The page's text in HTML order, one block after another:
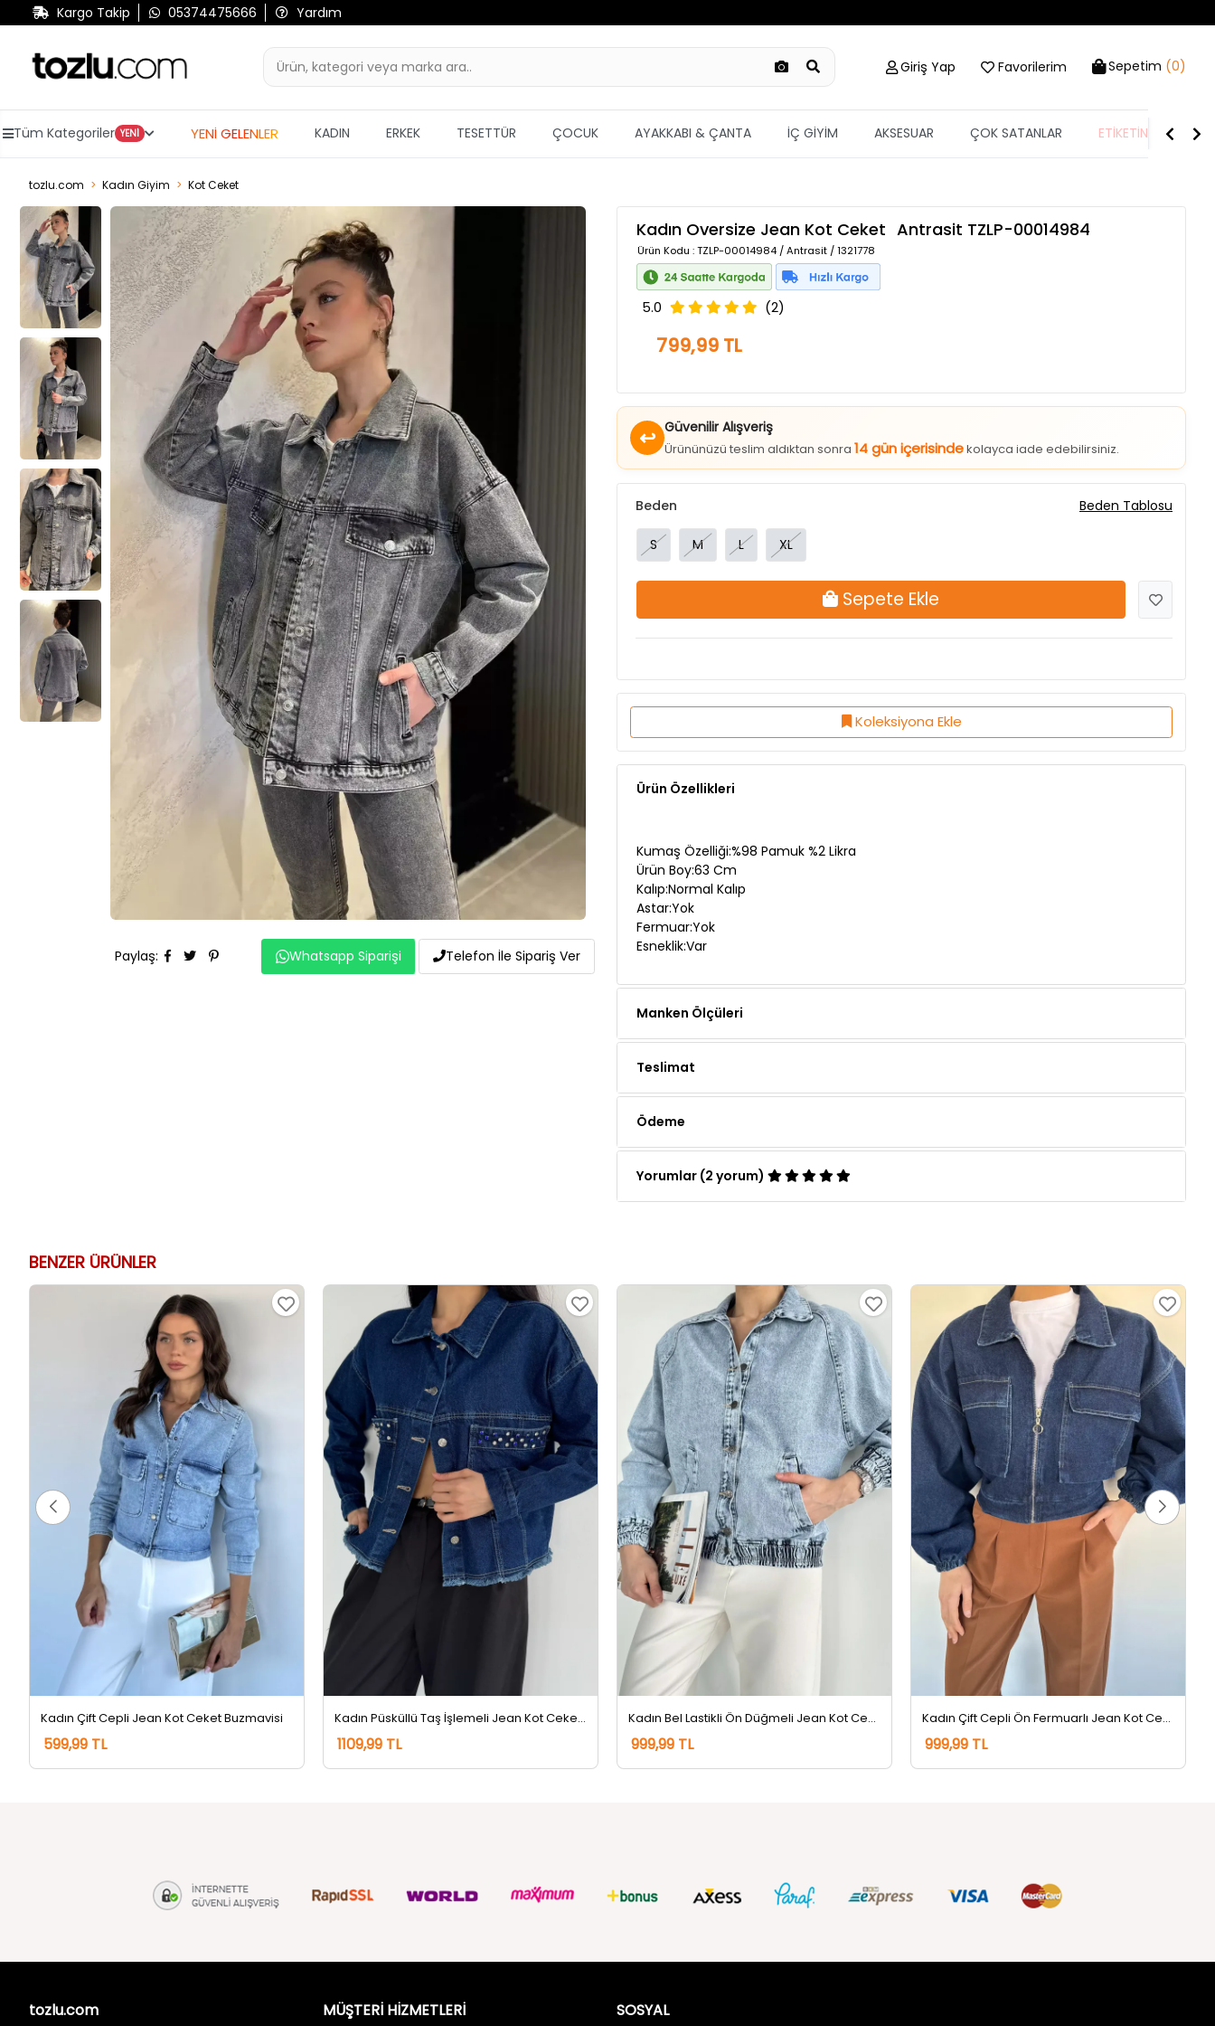
Kargo Takip 05374475666 Yardım
Giriş Yap Favorilerim Sepetim (0)
Tüm Kategoriler YENİ YENİ GELENLER KADIN ERKEK TESETTÜR ÇOCUK AYAKKABI & ÇANTA İÇ GİYİM AKSESUAR ÇOK SATANLAR ETİKETİN YARISI
tozlu.com Kadın Giyim Kot Ceket
Paylaş: Whatsapp Siparişi Telefon İle Sipariş Ver
Kadın Oversize Jean Kot Ceket Antrasit TZLP-00014984
Ürün Kodu : TZLP-00014984 / Antrasit / 1321778
5.0 (2)
799,99 TL
↩ Güvenilir Alışveriş
14 gün içerisinde
Beden
S M L XL
Sepete Ekle
Koleksiyona Ekle
Kumaş Özelliği:%98 Pamuk %2 Likra
Ürün Boy:63 Cm
Kalıp:Normal Kalıp
Astar:Yok
Esneklik:Var